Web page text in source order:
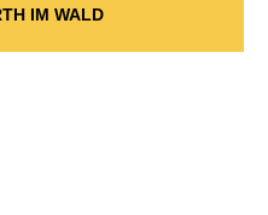
IM WALD